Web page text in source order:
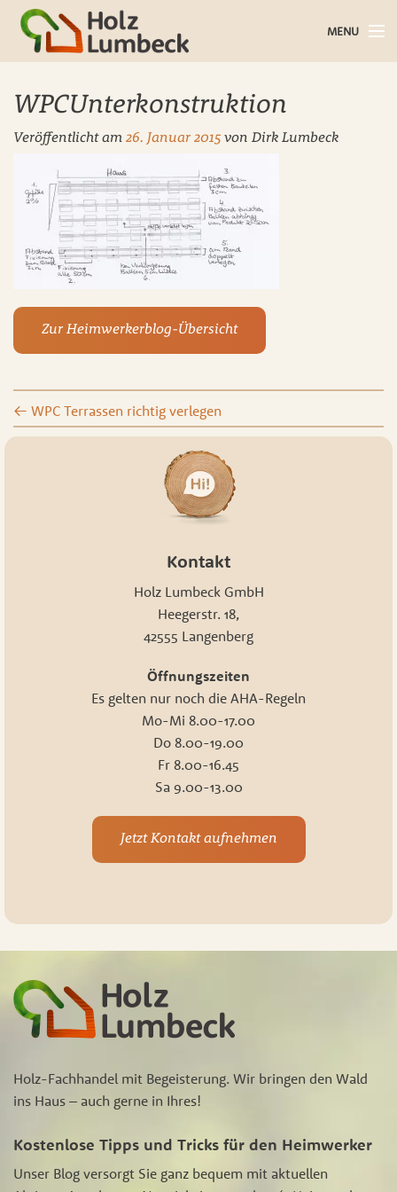
MENU
Holz im Garten
Bauholz
Baustoffe
Service
Über uns
Blog
Kontakt
WPCUnterkonstruktion
Veröffentlicht am 26. Januar 2015 von Dirk Lumbeck
Zur Heimwerkerblog-Übersicht
← WPC Terrassen richtig verlegen
Kontakt
Holz Lumbeck GmbH
Heegerstr. 18,
42555 Langenberg
Öffnungszeiten
Es gelten nur noch die AHA-Regeln
Mo-Mi 8.00-17.00
Do 8.00-19.00
Fr 8.00-16.45
Sa 9.00-13.00
Jetzt Kontakt aufnehmen
Holz-Fachhandel mit Begeisterung. Wir bringen den Wald
ins Haus – auch gerne in Ihres!
Kostenlose Tipps und Tricks für den Heimwerker
Unser Blog versorgt Sie ganz bequem mit aktuellen